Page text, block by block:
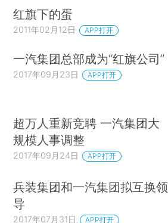
红旗下的蛋
2011年02月12日 APP打开
一汽集团总部成为“红旗公司”
2017年09月23日 APP打开
超万人重新竞聘 一汽集团大
规模人事调整
2017年09月24日 APP打开
兵装集团和一汽集团拟互换领
导
2017年07月31日 APP打开